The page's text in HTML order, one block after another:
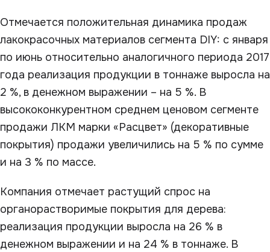
Отмечается положительная динамика продаж
лакокрасочных материалов сегмента DIY: с января
по июнь относительно аналогичного периода 2017
года реализация продукции в тоннаже выросла на
2 %, в денежном выражении – на 5 %. В
высококонкурентном среднем ценовом сегменте
продажи ЛКМ марки «Расцвет» (декоративные
покрытия) продажи увеличились на 5 % по сумме
и на 3 % по массе.
Компания отмечает растущий спрос на
органорастворимые покрытия для дерева:
реализация продукции выросла на 26 % в
денежном выражении и на 24 % в тоннаже. В